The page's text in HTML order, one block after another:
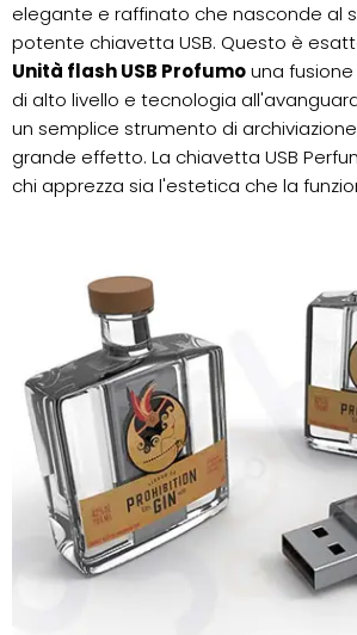
elegante e raffinato che nasconde al
potente chiavetta USB. Questo è
Unità flash USB Profumouna
di alto livello e tecnologia
un semplice strumento di
grande effetto. La chiavetta USB
chi apprezza sia l'estetica che la